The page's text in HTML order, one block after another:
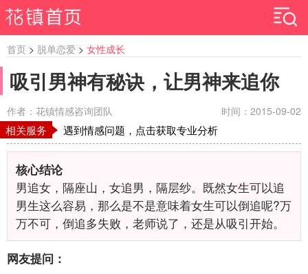
首页 > 脱单恋爱 > 女性成长
吸引男神有秘诀，让男神来追你
作者：花镇情感咨询团队 时间：2015-09-02
相关服务 遇到情感问题，点击获取专业分析
核心结论
男追女，隔座山，女追男，隔层纱。既然女生可以追
男生这么容易，那么是不是意味着女生可以倒追呢?万
万不可，倒追多失败，老师说了，还是从吸引开始。
网友提问：